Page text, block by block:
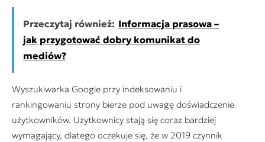
Przeczytaj również: Informacja prasowa –
jak przygotować dobry komunikat do
mediów?
Wyszukiwarka Google przy indeksowaniu i
rankingowaniu strony bierze pod uwagę doświadczenie
użytkowników. Użytkownicy stają się coraz bardziej
wymagający, dlatego oczekuje się, że w 2019 czynnik